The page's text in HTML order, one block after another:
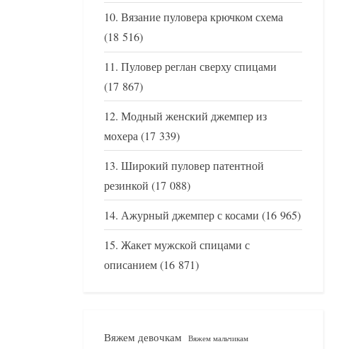
Вязание пуловера крючком схема
(18 516)
Пуловер реглан сверху спицами
(17 867)
Модный женский джемпер из
мохера(17 339)
Широкий пуловер патентной
резинкой (17 088)
Ажурный джемпер с косами (16 965)
Жакет мужской спицами с
описанием(16 871)
Вяжем девочкам Вяжем мальчикам